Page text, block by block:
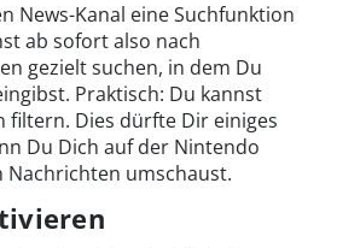
News-Kanal eine Suchfunktion
ab sofort also nach
gezielt suchen, in dem Du
Praktisch: Du kannst
filtern. Dies dürfte Dir einiges
Du Dich auf der Nintendo
Nachrichten umschaust.